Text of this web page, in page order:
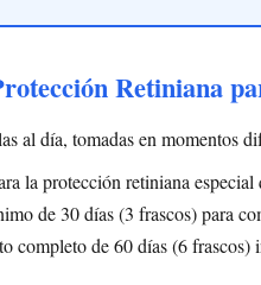
Retiniana
al día, tomadas en momentos
la protección retiniana especial
de 30 días (3 frascos) para
completo de 60 días (6 frascos)